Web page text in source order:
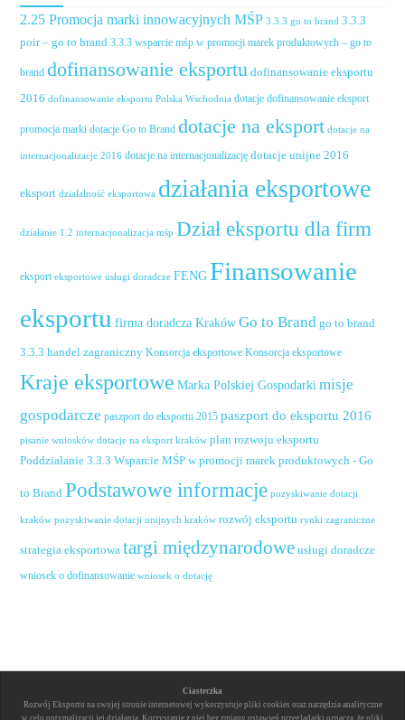
2.25 Promocja marki innowacyjnych MŚP 3.3.3 go to brand 3.3.3
poir – go to brand 3.3.3 wsparcie mśp w promocji marek produktowych – go to
brand dofinansowanie eksportu dofinansowanie eksportu
2016 dofinansowanie eksportu Polska Wschodnia dotacje dofinansowanie eksport
promocja marki dotacje Go to Brand dotacje na eksport dotacje na
internacjonalizacje 2016 dotacje na internacjonalizację dotacje unijne 2016
eksport działalność eksportowa działania eksportowe
działanie 1.2 internacjonalizacja mśp Dział eksportu dla firm
eksport eksportowe usługi doradcze FENG Finansowanie
eksportu firma doradcza Kraków Go to Brand go to brand
3.3.3 handel zagraniczny Konsorcja eksportowe Konsorcja eksportowe
Kraje eksportowe Marka Polskiej Gospodarki misje
gospodarcze paszport do eksportu 2015 paszport do eksportu 2016
pisanie wniosków dotacje na eksport kraków plan rozwoju eksportu
Poddziałanie 3.3.3 Wsparcie MŚP w promocji marek produktowych - Go
to Brand Podstawowe informacje pozyskiwanie dotacji
kraków pozyskiwanie dotacji unijnych kraków rozwój eksportu rynki zagraniczne
strategia eksportowa targi międzynarodowe usługi doradcze
wniosek o dofinansowanie wniosek o dotację
Ciasteczka
Rozwój Eksportu na swojej stronie internetowej wykorzystuje pliki cookies oraz narzędzia analityczne
w celu optymalizacji jej działania. Korzystanie z niej bez zmiany ustawień przeglądarki oznacza, że pliki